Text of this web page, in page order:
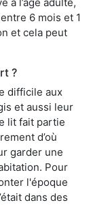
6 mois et 1
et cela peut
?
difficile aux
et aussi leur
lit fait partie
d’où
garder une
Pour
l'époque
dans des